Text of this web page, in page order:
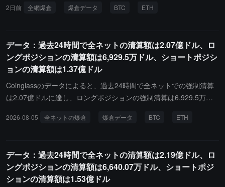
インのロングポジションの清算は835.89万ドル、ビットコインのシ
ンの清算は492.93万ドルでした。さらに、最近24時間で、世界中で
78,910人が清算され、最大の単一清算はHyperliquid - XYZ:SPCX-U
SDで発生し、その価値は152.63万ドルでした。
2日前 全網爆倉 爆倉データ BTC ETH
データ：過去24時間で全ネットの清算額は2.07億ドル、ロ
ングポジションの清算額は6,929.5万ドル、ショートポジシ
ョンの清算額は1.37億ドル
Coinglassのデータによると、過去24時間で全ネットでの強制清算
は2.07億ドルに達し、ロングポジションの強制清算は6,929.5万ド
ビットコインのロングポジションの強制清算は625.74万ドル、ビッ
アムのショートポジションの強制清算は1,190.11万ドルです。さら
に、最近24時間で、全世界で68,599人が強制清算され、最大の単一
強制清算はBinance - BTCUSDCで発生し、その価値は645.11万ド
2026-08-05 全ネットの爆倉 爆倉データ BTC ETH
データ：過去24時間で全ネットの清算額は2.19億ドル、ロ
ングポジションの清算額は6,640.07万ドル、ショートポジ
ションの清算額は1.53億ドル